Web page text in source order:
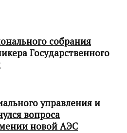
собрания
Государственного
управления и
вопроса
новой АЭС